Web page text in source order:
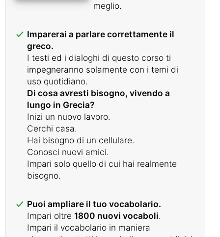
meglio.
Imparerai a parlare correttamente il
greco.
I testi ed i dialoghi di questo corso ti
impegneranno solamente con i temi di
uso quotidiano.
Di cosa avresti bisogno, vivendo a
lungo in Grecia?
Inizi un nuovo lavoro.
Cerchi casa.
Hai bisogno di un cellulare.
Conosci nuovi amici.
Impari solo quello di cui hai realmente
bisogno.
Puoi ampliare il tuo vocabolario.
Impari oltre 1800 nuovi vocaboli.
Impari il vocabolario in maniera